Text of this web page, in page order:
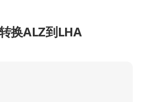
换ALZ到LHA